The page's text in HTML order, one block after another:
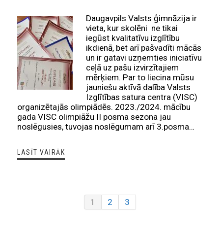
Daugavpils Valsts ģimnāzija ir
vieta, kur skolēni ne tikai
iegūst kvalitatīvu izglītību
ikdienā, bet arī pašvadīti mācās
un ir gatavi uzņemties iniciatīvu
ceļā uz pašu izvirzītajiem
mērķiem. Par to liecina mūsu
jauniešu aktīvā dalība Valsts
Izglītības satura centra (VISC)
organizētajās olimpiādēs. 2023./2024. mācību
gada VISC olimpiāžu II posma sezona jau
noslēgusies, tuvojas noslēgumam arī 3.posma…
LASĪT VAIRĀK
1 2 3